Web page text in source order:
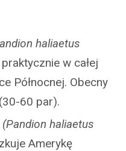
haliaetus
w całej
Północnej. Obecny
60 par).
(Pandion haliaetus
Amerykę